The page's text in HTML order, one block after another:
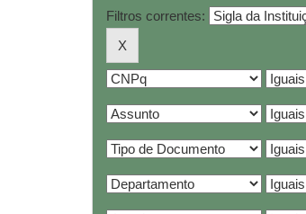
Filtros correntes: